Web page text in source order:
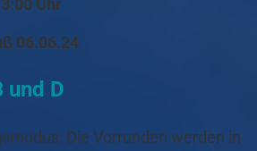
Uhr
06.06.24
und D
Die Vorrunden werden in